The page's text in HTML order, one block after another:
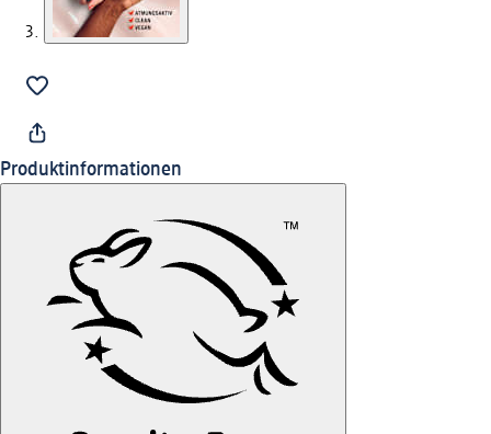
Produktinformationen